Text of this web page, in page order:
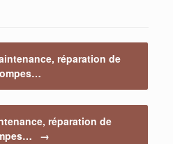
réparation de
réparation de
→